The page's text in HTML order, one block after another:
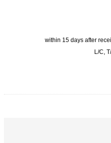
within 15 days after
L/C,